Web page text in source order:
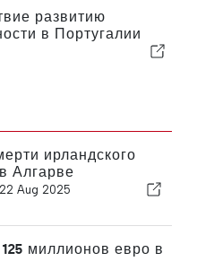
развитию
в Португалии
ирландского
Алгарве
22 Aug 2025
миллионов евро в